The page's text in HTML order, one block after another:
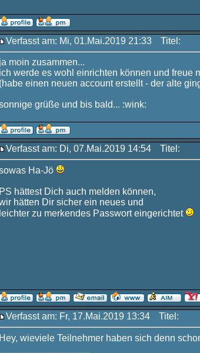
Verfasst am: Mi, 01.Mai.2019 21:33 Titel:
ja moin zusammen...
ich werde es wohl einrichten können und freue
(habe einen neuen account erstellt - der alte
grüße und bis bald... :wink:
Verfasst am: Di, 07.Mai.2019 14:54 Titel:
Ha-Jö
PS hättest Dich auch melden können,
hätten Dir sicher ein neues und
leichter zu merkendes Passwort eingerichtet
Verfasst am: Fr, 17.Mai.2019 13:34 Titel:
Hey, wieviele Teilnehmer haben sich denn